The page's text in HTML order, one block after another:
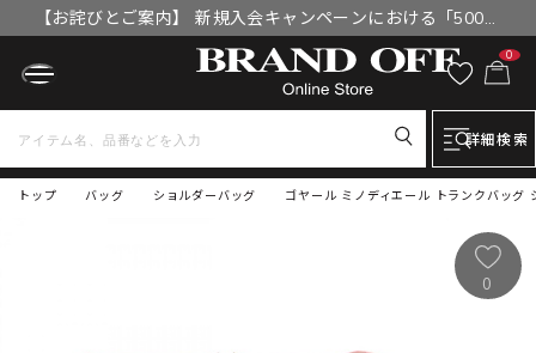
【お詫びとご案内】 新規入会キャンペーンにおける「500円
OFFクーポン」付与漏れと補填について
0
詳細検索
トップ ゴヤール ミノディエール トランクバッ
バッグ ショルダーバッグ
0